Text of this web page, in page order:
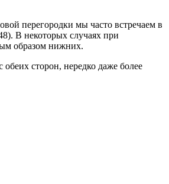
перегородки мы часто встречаем в
В некоторых случаях при
образом нижних.
сторон, нередко даже более